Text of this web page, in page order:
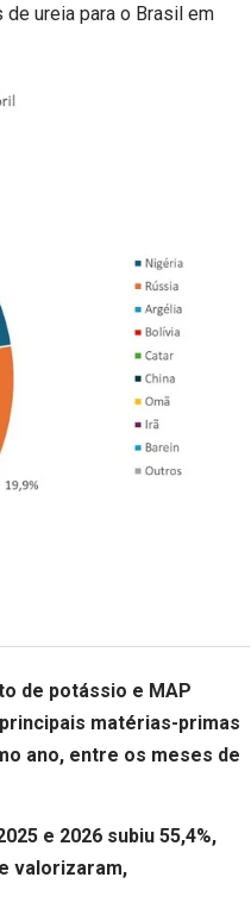
ureia para o Brasil em
de potássio e MAP
matérias-primas
ano, entre os meses de
e 2026 subiu 55,4%,
valorizaram,